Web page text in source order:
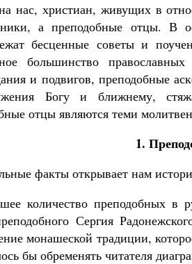
нас, христиан, живущих в
а преподобные отцы. В
бесценные советы и
большинство
и подвигов, преподобные
Богу и ближнему,
отцы являются теми
1.
факты открывает нам
количество преподобных в
Сергия
монашеской традиции,
бы обременять читателя